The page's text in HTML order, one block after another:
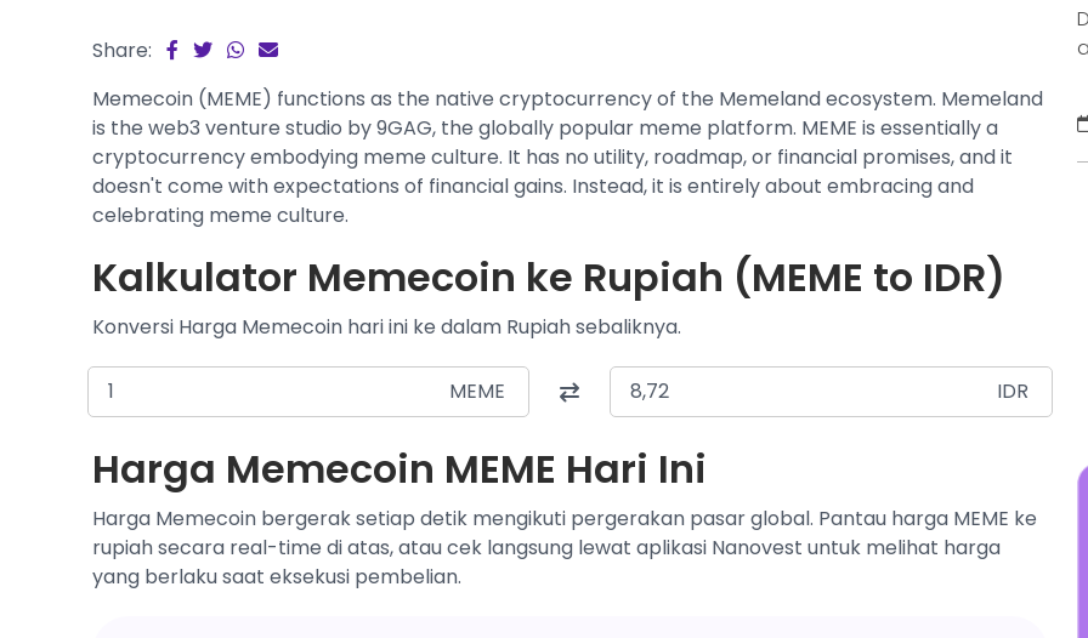
Share:
Memecoin (MEME) functions as the native cryptocurrency of the Memeland ecosystem. Memeland
is the web3 venture studio by 9GAG, the globally popular meme platform. MEME is essentially a
cryptocurrency embodying meme culture. It has no utility, roadmap, or financial promises, and it
doesn't come with expectations of financial gains. Instead, it is entirely about embracing and
celebrating meme culture.
Kalkulator Memecoin ke Rupiah (MEME to IDR)
Konversi Harga Memecoin hari ini ke dalam Rupiah sebaliknya.
MEME IDR
Harga Memecoin MEME Hari Ini
Harga Memecoin bergerak setiap detik mengikuti pergerakan pasar global. Pantau harga MEME ke
rupiah secara real-time di atas, atau cek langsung lewat aplikasi Nanovest untuk melihat harga
yang berlaku saat eksekusi pembelian.